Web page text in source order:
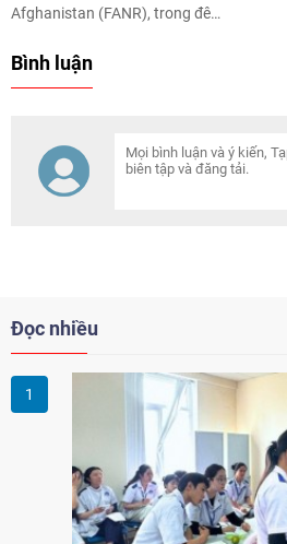
Afghanistan (FANR), trong đêm
của lực lượng này đã mở nhiều
Bình luận
Đọc nhiều